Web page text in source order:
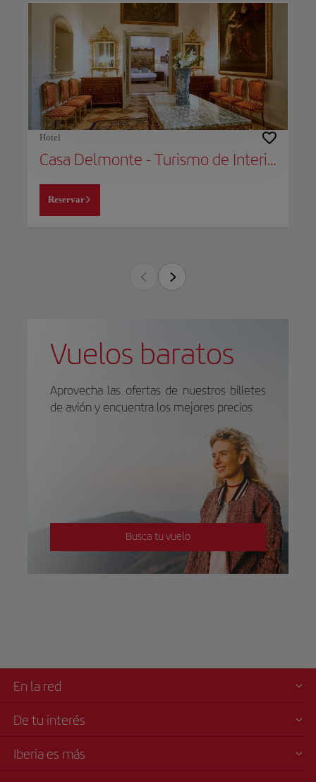
Hotel
Casa Delmonte - Turismo de Interior
Reservar
Vuelos baratos
Aprovecha las ofertas de nuestros billetes
de avión y encuentra los mejores precios
Busca tu vuelo
En la red
De tu interés
Iberia es más